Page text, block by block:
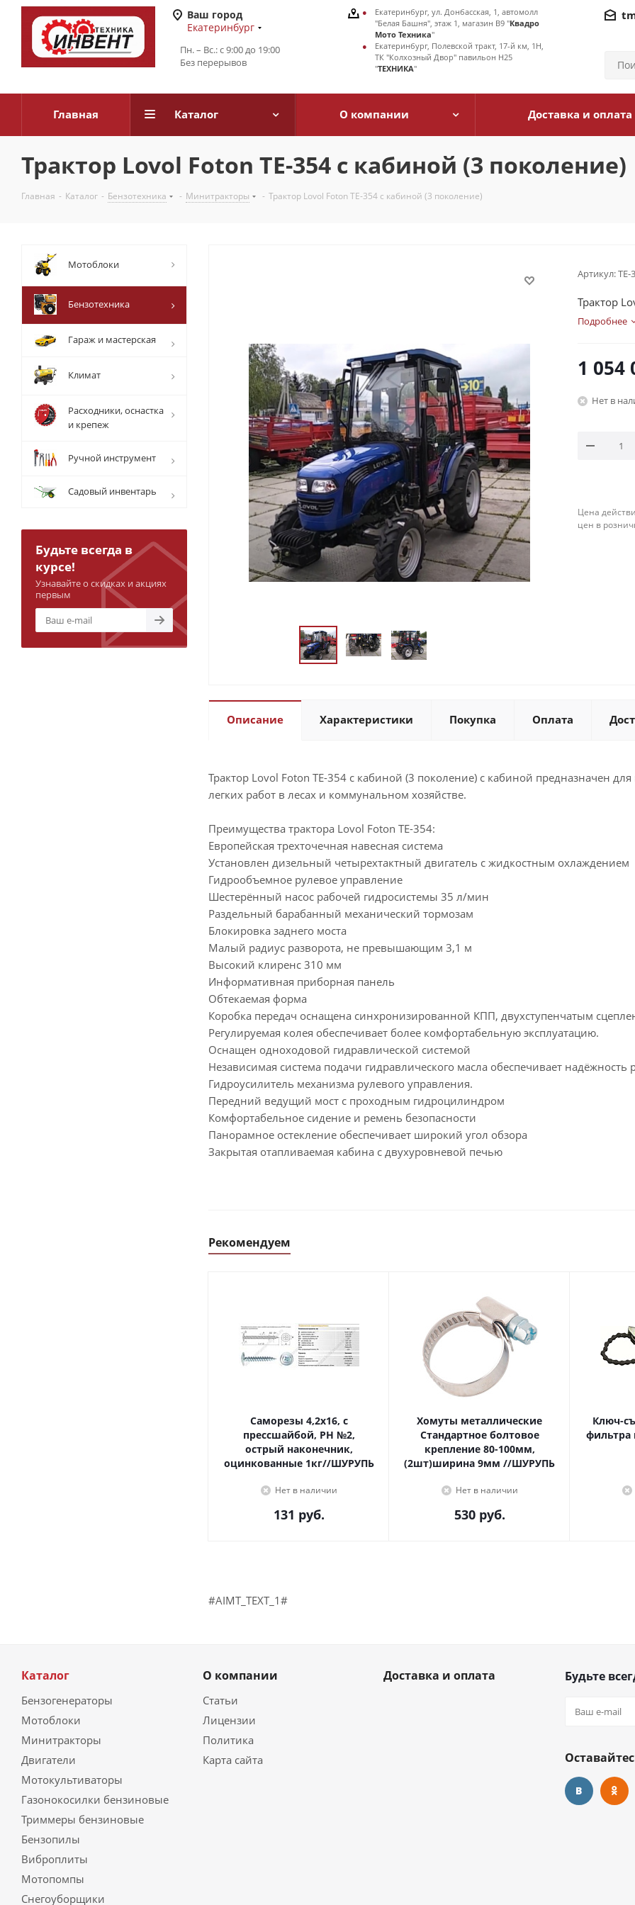
Ваш город
Екатеринбург
Пн. – Вс.: с 9:00 до 19:00
Без перерывов
Екатеринбург, ул. Донбасская, 1, автомолл
"Белая Башня", этаж 1, магазин В9 "Квадро
Мото Техника"
Екатеринбург, Полевской тракт, 17-й км, 1Н,
ТК "Колхозный Двор" павильон Н25
"ТЕХНИКА"
Главная Каталог О компании Доставка и оплата
Трактор Lovol Foton TE-354 с кабиной (3 поколение)
Главная - Каталог - Бензотехника - Минитракторы - Трактор Lovol Foton TE-354 с кабиной (3 поколение)
Артикул:ТЕ-
Трактор
Подробнее
1 054
Нет в
Цена
цен в
Описание Характеристики Покупка Оплата
Трактор Lovol Foton TE-354 с кабиной (3 поколение) с кабиной предназначен
легких работ в лесах и коммунальном хозяйстве.
Преимущества трактора Lovol Foton TE-354:
Европейская трехточечная навесная система
Установлен дизельный четырехтактный двигатель с жидкостным охлаждением
Гидрообъемное рулевое управление
Шестерённый насос рабочей гидросистемы 35 л/мин
Раздельный барабанный механический тормозам
Блокировка заднего моста
Малый радиус разворота, не превышающим 3,1 м
Высокий клиренс 310 мм
Информативная приборная панель
Обтекаемая форма
Коробка передач оснащена синхронизированной КПП, двухступенчатым
Регулируемая колея обеспечивает более комфортабельную эксплуатацию.
Оснащен одноходовой гидравлической системой
Независимая система подачи гидравлического масла обеспечивает надёжность
Гидроусилитель механизма рулевого управления.
Передний ведущий мост с проходным гидроцилиндром
Комфортабельное сидение и ремень безопасности
Панорамное остекление обеспечивает широкий угол обзора
Закрытая отапливаемая кабина с двухуровневой печью
Рекомендуем
Саморезы 4,2х16, с
прессшайбой, PH №2,
острый наконечник,
оцинкованные 1кг//ШУРУПЬ
Нет в наличии
131 руб.
Хомуты металлические
Стандартное болтовое
крепление 80-100мм,
(2шт)ширина 9мм //ШУРУПЬ
Нет в наличии
530руб.
Ключ-
фильтра
#AIMT_TEXT_1#
Мотоблоки
Бензотехника
Гараж и мастерская
Климат
Расходники, оснастка
и крепеж
Ручной инструмент
Садовый инвентарь
Будьте всегда в
курсе!
Узнавайте о скидках и акциях
первым
Каталог
Бензогенераторы
Мотоблоки
Минитракторы
Двигатели
Мотокультиваторы
Газонокосилки бензиновые
Триммеры бензиновые
Бензопилы
Виброплиты
Мотопомпы
Снегоуборщики
О компании
Статьи
Лицензии
Политика
Карта сайта
Доставка и оплата Будьте